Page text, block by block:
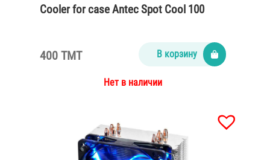
Cooler for case Antec Spot Cool 100
400 TMT В корзину
Нет в наличии